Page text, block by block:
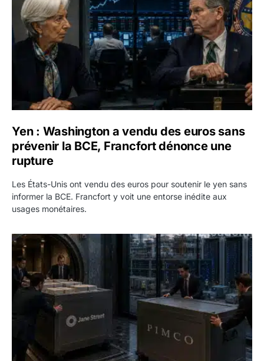
Yen : Washington a vendu des euros sans
prévenir la BCE, Francfort dénonce une
rupture
Les États-Unis ont vendu des euros pour soutenir le yen sans
informer la BCE. Francfort y voit une entorse inédite aux
usages monétaires.
Jane Street négocie le transfert de 11 milliards de